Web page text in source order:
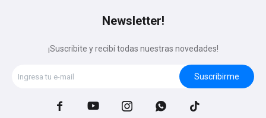
Newsletter!
¡Suscribite y recibí todas nuestras novedades!
Suscribirme
    